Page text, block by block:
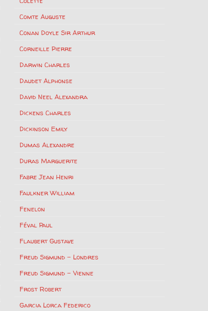
Comte Auguste
Conan Doyle Sir Arthur
Corneille Pierre
Darwin Charles
Daudet Alphonse
David Neel Alexandra
Dickens Charles
Dickinson Emily
Dumas Alexandre
Duras Marguerite
Fabre Jean Henri
Faulkner William
Fenelon
Féval Paul
Flaubert Gustave
Freud Sigmund – Londres
Freud Sigmund – Vienne
Frost Robert
Garcia Lorca Federico